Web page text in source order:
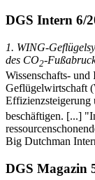
DGS Intern 6/
1. WING-
des CO2-
Wissenschafts-
Geflügelwirtschaft
Effizienzsteigerung
beschäftigen. [...]
Big Dutchman
DGS Magazin